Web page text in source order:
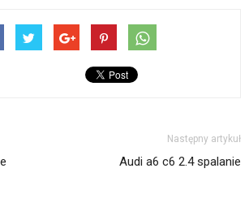
Następny artykuł
Audi a6 c6 2.4 spalanie